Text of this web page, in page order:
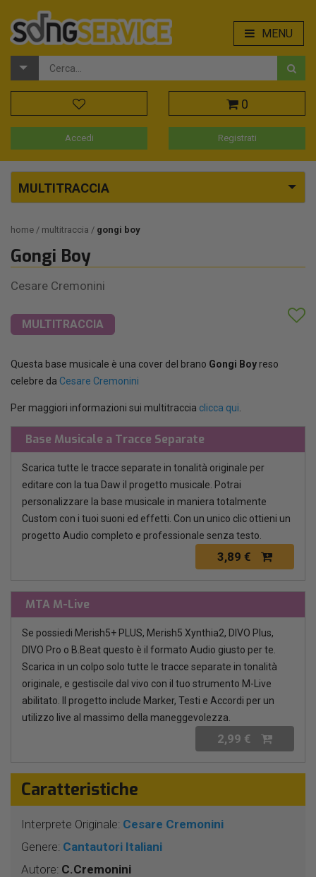
MENU
0
Accedi Registrati
MULTITRACCIA
home multitraccia gongi boy
Gongi Boy
Cesare Cremonini
MULTITRACCIA
Questa base musicale è una cover del brano Gongi Boy reso
celebre da Cesare Cremonini
Per maggiori informazioni sui multitraccia clicca qui
Base Musicale a Tracce Separate
Scarica tutte le tracce separate in tonalità originale per
editare con la tua Daw il progetto musicale. Potrai
personalizzare la base musicale in maniera totalmente
Custom con i tuoi suoni ed effetti. Con un unico clic ottieni un
progetto Audio completo e professionale senza testo.
3,89 €
MTA M-Live
Se possiedi Merish5+ PLUS, Merish5 Xynthia2, DIVO Plus,
DIVO Pro o B.Beat questo è il formato Audio giusto per te.
Scarica in un colpo solo tutte le tracce separate in tonalità
originale, e gestiscile dal vivo con il tuo strumento M-Live
abilitato. Il progetto include Marker, Testi e Accordi per un
utilizzo live al massimo della maneggevolezza.
2,99 €
Caratteristiche
Interprete Originale: Cesare Cremonini
Genere: Cantautori Italiani
Autore: C.Cremonini